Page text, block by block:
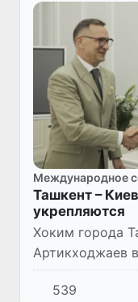
Международное
Ташкент –
укрепляются
Хоким города
Артикходжаев
Узбекистане
539